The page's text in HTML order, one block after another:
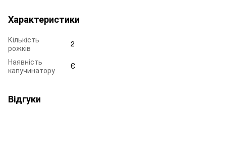
Характеристики
Кількість
рожків
2
Наявність
капучинатору
Є
Відгуки